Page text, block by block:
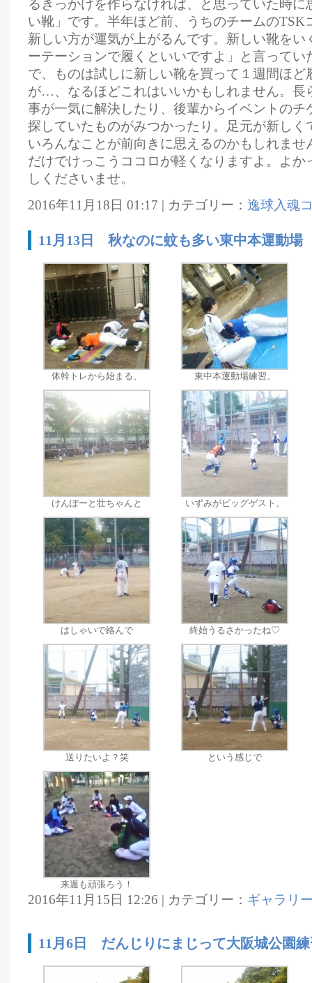
るきっかけを作らなければ、と思っていた時に
い靴」です。半年ほど前、うちのチームのTSK
新しい方が運気が上がるんです。新しい靴をい
ーテーションで履くといいですよ」と言ってい
で、ものは試しに新しい靴を買って１週間ほど
が…、なるほどこれはいいかもしれません。長
事が一気に解決したり、後輩からイベントのチ
探していたものがみつかったり。足元が新しく
いろんなことが前向きに思えるのかもしれませ
だけでけっこうココロが軽くなりますよ。よか
しくださいませ。
2016年11月18日 01:17 | カテゴリー： 逸球入魂
11月13日 秋なのに蚊も多い東中本運動場
体幹トレから始まる、 東中本運動場練習。
けんぽーと壮ちゃんと いずみがビッグゲスト。
はしゃいで絡んで 終始うるさかったね♡
送りたいよ？笑 という感じで
来週も頑張ろう！
2016年11月15日 12:26 | カテゴリー： ギャラリ
11月6日 だんじりにまじって大阪城公園